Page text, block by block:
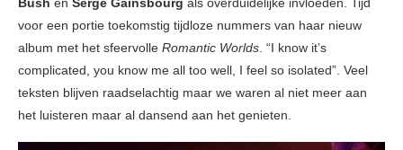
Bush en Serge Gainsbourg als overduidelijke invloeden. Tijd
voor een portie toekomstig tijdloze nummers van haar nieuw
album met het sfeervolle Romantic Worlds. “I know it’s
complicated, you know me all too well, I feel so isolated”. Veel
teksten blijven raadselachtig maar we waren al niet meer aan
het luisteren maar al dansend aan het genieten.